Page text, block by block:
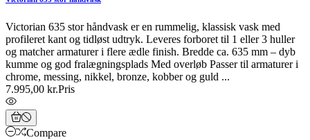
Victorian 635 stor håndvask er en rummelig, klassisk vask med
profileret kant og tidløst udtryk. Leveres forboret til 1 eller 3 huller
og matcher armaturer i flere ædle finish. Bredde ca. 635 mm – dyb
kumme og god fralægningsplads Med overløb Passer til armaturer i
chrome, messing, nikkel, bronze, kobber og guld ...
7.995,00 kr.Pris
Compare